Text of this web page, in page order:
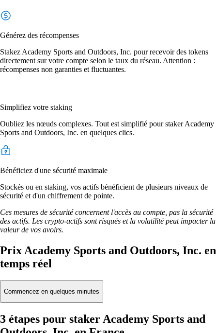
Générez des récompenses
Stakez Academy Sports and Outdoors, Inc. pour recevoir des tokens
directement sur votre compte selon le taux du réseau. Attention :
récompenses non garanties et fluctuantes.
Simplifiez votre staking
Oubliez les nœuds complexes. Tout est simplifié pour staker Academy
Sports and Outdoors, Inc. en quelques clics.
Bénéficiez d'une sécurité maximale
Stockés ou en staking, vos actifs bénéficient de plusieurs niveaux de
sécurité et d'un chiffrement de pointe.
Ces mesures de sécurité concernent l'accès au compte, pas la sécurité
des actifs. Les crypto-actifs sont risqués et la volatilité peut impacter la
valeur de vos avoirs.
Prix Academy Sports and Outdoors, Inc. en
temps réel
Commencez en quelques minutes
3 étapes pour staker Academy Sports and